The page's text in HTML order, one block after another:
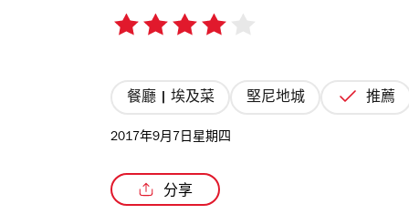
4/5
餐廳 | 埃及菜 堅尼地城 推薦
2017年9月7日星期四
分享